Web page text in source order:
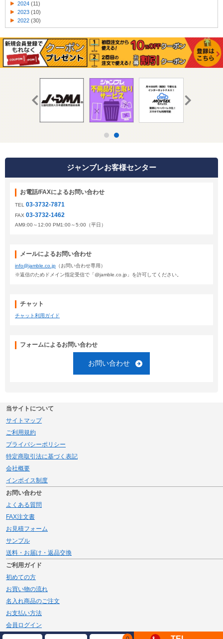
2024 (11)
2023 (10)
2022 (30)
ジャンブレお客様センター
お電話/FAXによるお問い合わせ
TEL 03-3732-7871
FAX 03-3732-1462
AM9:00～12:00 PM1:00～5:00（平日）
メールによるお問い合わせ
info@jamble.co.jp （お問い合わせ専用）
※返信のためドメイン指定受信で「@jamble.co.jp」を許可してください。
チャット
チャット利用ガイド
フォームによるお問い合わせ
お問い合わせ
当サイトについて
サイトマップ
ご利用規約
プライバシーポリシー
特定商取引法に基づく表記
会社概要
インボイス制度
お問い合わせ
よくある質問
FAX注文書
お見積フォーム
サンプル
送料・お届け・返品交換
ご利用ガイド
初めての方
お買い物の流れ
名入れ商品のご注文
お支払い方法
会員ログイン
メルマガ登録